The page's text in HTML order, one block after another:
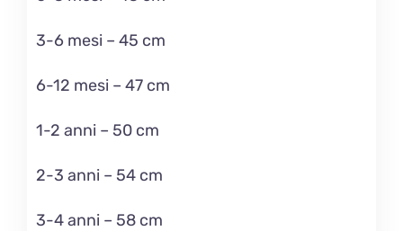
3-6 mesi – 45 cm
6-12 mesi – 47 cm
1-2 anni – 50 cm
2-3 anni – 54 cm
3-4 anni – 58 cm